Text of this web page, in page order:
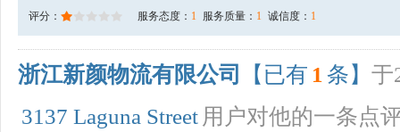
评分： 服务态度： 1 服务质量： 1 诚信度： 1
浙江新颜物流有限公司 【已有 1 条】 于
3137 Laguna Street 用户对他的一条点